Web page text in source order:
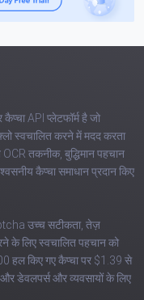
API प्लेटफॉर्म है जो
स्वचालित करने में मदद करता
तकनीक, बुद्धिमान पहचान
कैप्चा समाधान प्रदान किए
उच्च सटीकता, तेज़
के लिए स्वचालित पहचान को
हल किए गए कैप्चा पर $1.39 से
डेवलपर्स और व्यवसायों के लिए